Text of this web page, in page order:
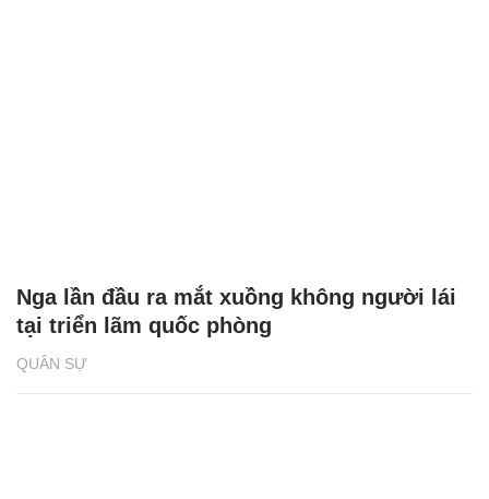
QUÂN SỰ
Nga lần đầu ra mắt xuồng không người lái
tại triển lãm quốc phòng